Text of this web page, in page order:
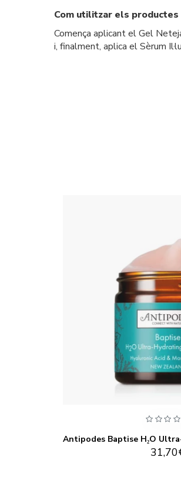
Com utilitzar els productes
Comença aplicant el Gel
i, finalment, aplica el Sèrum